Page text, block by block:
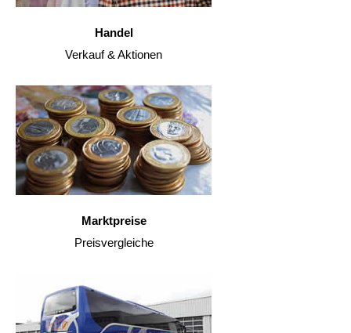
Handel
Verkauf & Aktionen
Marktpreise
Preisvergleiche